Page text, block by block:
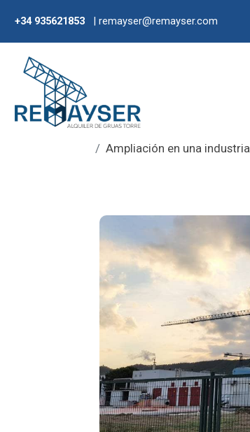
+34 935621853| remayser@remayser.com
Ampliación en una industria